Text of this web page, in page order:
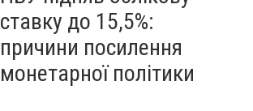
ставку до 15,5%:
причини посилення
монетарної політики